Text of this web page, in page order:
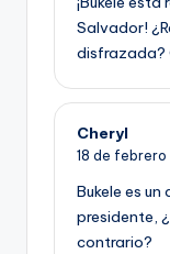
Salvador!
disfrazada?
Cheryl
18 de
Bukele es
presidente,
contrario?